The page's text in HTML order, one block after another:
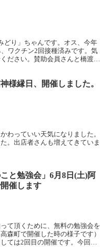
どり」ちゃんです。オス、今年
ワクチン2回接種済みです。気
ださい。賛助会員さんと橋渡し
様縁日、開催しました。
わっていい天気になりました。
。出店者さんも増えてきていま
こと勉強会」6月8日(土)阿
催します
て頂くために、無料の勉強会を
森町で開催した時の様子です）
ては2回目の開催です。今回は